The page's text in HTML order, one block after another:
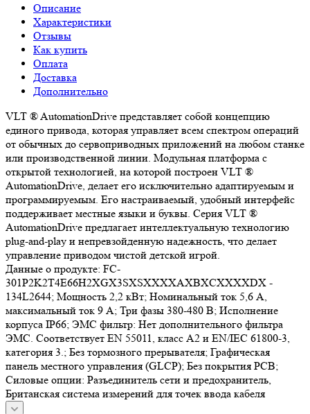
Описание
Характеристики
Отзывы
Как купить
Оплата
Доставка
Дополнительно
VLT ® AutomationDrive представляет собой концепцию
единого привода, которая управляет всем спектром операций
от обычных до сервоприводных приложений на любом станке
или производственной линии. Модульная платформа с
открытой технологией, на которой построен VLT ®
AutomationDrive, делает его исключительно адаптируемым и
программируемым. Его настраиваемый, удобный интерфейс
поддерживает местные языки и буквы. Серия VLT ®
AutomationDrive предлагает интеллектуальную технологию
plug-and-play и непревзойденную надежность, что делает
управление приводом чистой детской игрой.
Данные о продукте: FC-
301P2K2T4E66H2XGX3SXSXXXXAXBXCXXXXDX -
134L2644; Мощность 2,2 кВт; Номинальный ток 5,6 А,
максимальный ток 9 А; Три фазы 380-480 В; Исполнение
корпуса IP66; ЭМС фильтр: Нет дополнительного фильтра
ЭМС. Соответствует EN 55011, класс A2 и EN/IEC 61800-3,
категория 3.; Без тормозного прерывателя; Графическая
панель местного управления (GLCP); Без покрытия РСВ;
Силовые опции: Разъединитель сети и предохранитель,
Британская система измерений для точек ввода кабеля